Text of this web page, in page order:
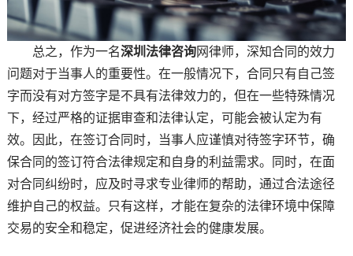
总之，作为一名深圳法律咨询网律师，深知合同的效力
问题对于当事人的重要性。在一般情况下，合同只有自己签
字而没有对方签字是不具有法律效力的，但在一些特殊情况
下，经过严格的证据审查和法律认定，可能会被认定为有
效。因此，在签订合同时，当事人应谨慎对待签字环节，确
保合同的签订符合法律规定和自身的利益需求。同时，在面
对合同纠纷时，应及时寻求专业律师的帮助，通过合法途径
维护自己的权益。只有这样，才能在复杂的法律环境中保障
交易的安全和稳定，促进经济社会的健康发展。